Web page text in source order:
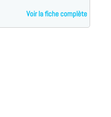
Voir la fiche complète